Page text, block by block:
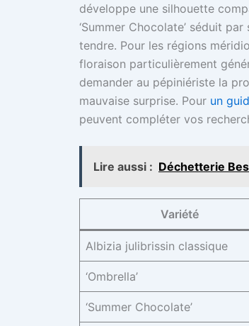
développe une silhouette
‘Summer Chocolate’ séduit
tendre. Pour les régions
floraison particulièrement
demander au pépiniériste la
mauvaise surprise. Pour un
peuvent compléter vos
Lire aussi : Déchetterie
Variété
Albizia julibrissin classique
‘Ombrella’
‘Summer Chocolate’